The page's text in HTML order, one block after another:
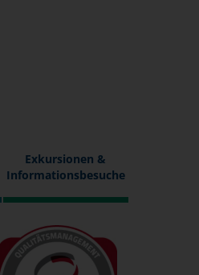
Exkursionen &
Informationsbesuche